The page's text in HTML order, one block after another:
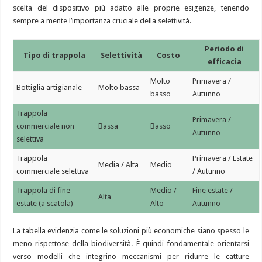
scelta del dispositivo più adatto alle proprie esigenze, tenendo
sempre a mente l’importanza cruciale della selettività.
Tipo di trappola Selettività Costo
Periodo di
efficacia
Bottiglia artigianale Molto bassa
Molto
basso
Primavera /
Autunno
Trappola
commerciale non
selettiva
Bassa Basso
Primavera /
Autunno
Trappola
commerciale selettiva
Media / Alta Medio
Primavera / Estate
/ Autunno
Trappola di fine
estate (a scatola)
Alta
Medio /
Alto
Fine estate /
Autunno
La tabella evidenzia come le soluzioni più economiche siano spesso le
meno rispettose della biodiversità. È quindi fondamentale orientarsi
verso modelli che integrino meccanismi per ridurre le catture